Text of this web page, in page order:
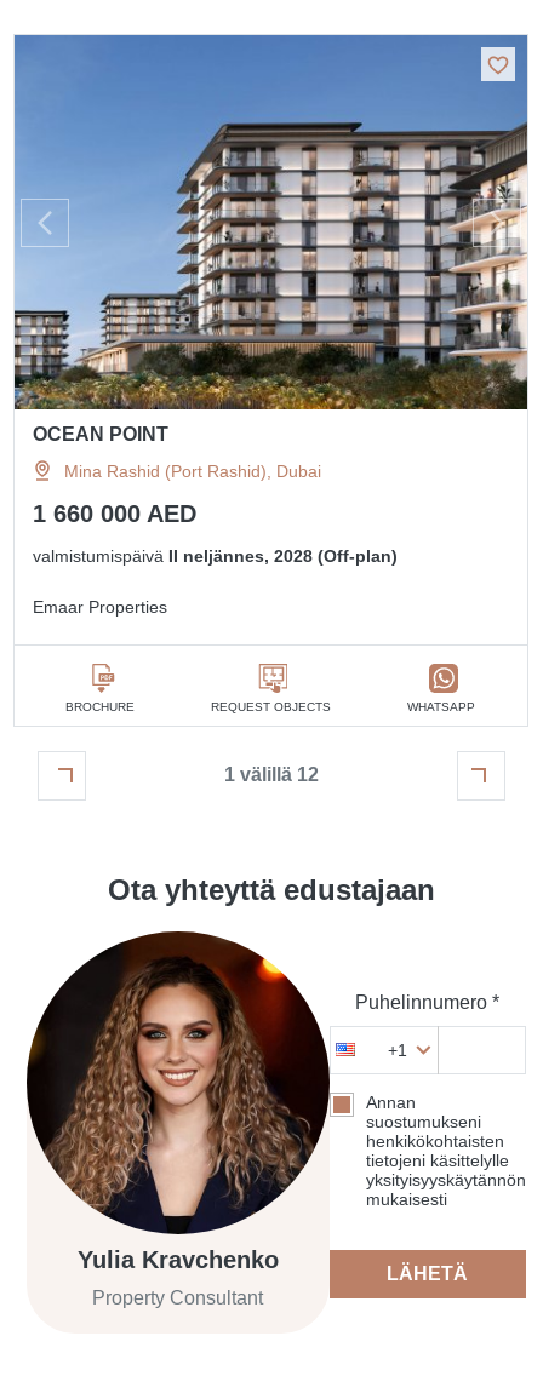
OCEAN POINT
Mina Rashid (Port Rashid), Dubai
1 660 000 AED
valmistumispäivä II neljännes, 2028 (Off-plan)
Emaar Properties
BROCHURE REQUEST OBJECTS WHATSAPP
1 välillä 12
Ota yhteyttä edustajaan
Yulia Kravchenko
Property Consultant
Puhelinnumero *
+1
Annan
suostumukseni
henkikökohtaisten
tietojeni käsittelylle
yksityisyyskäytännön
mukaisesti
LÄHETÄ